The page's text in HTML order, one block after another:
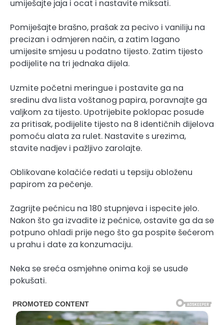
umiješajte jaja i ocat i nastavite miksati.
Pomiješajte brašno, prašak za pecivo i vaniliju na
precizan i odmjeren način, a zatim lagano
umijesite smjesu u podatno tijesto. Zatim tijesto
podijelite na tri jednaka dijela.
Uzmite početni meringue i postavite ga na
sredinu dva lista voštanog papira, poravnajte ga
valjkom za tijesto. Upotrijebite poklopac posude
za pritisak, podijelite tijesto na 8 identičnih dijelova
pomoću alata za rulet. Nastavite s urezima,
stavite nadjev i pažljivo zarolajte.
Oblikovane kolačiće redati u tepsiju obloženu
papirom za pečenje.
Zagrijte pećnicu na 180 stupnjeva i ispecite jelo.
Nakon što ga izvadite iz pećnice, ostavite ga da se
potpuno ohladi prije nego što ga pospite šećerom
u prahu i date za konzumaciju.
Neka se sreća osmjehne onima koji se usude
pokušati.